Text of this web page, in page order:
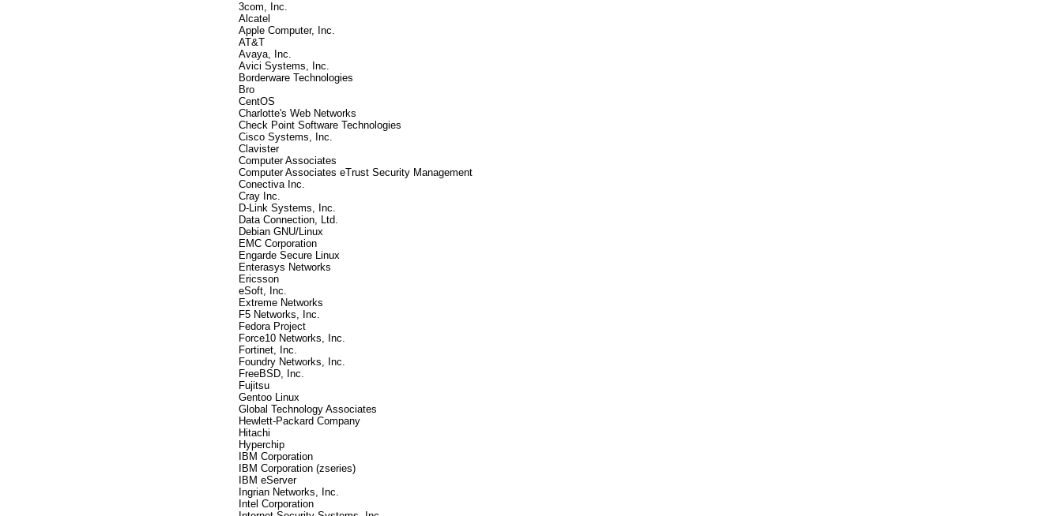
3com, Inc.
Alcatel
Apple Computer, Inc.
AT&T
Avaya, Inc.
Avici Systems, Inc.
Borderware Technologies
Bro
CentOS
Charlotte's Web Networks
Check Point Software Technologies
Cisco Systems, Inc.
Clavister
Computer Associates
Computer Associates eTrust Security Management
Conectiva Inc.
Cray Inc.
D-Link Systems, Inc.
Data Connection, Ltd.
Debian GNU/Linux
EMC Corporation
Engarde Secure Linux
Enterasys Networks
Ericsson
eSoft, Inc.
Extreme Networks
F5 Networks, Inc.
Fedora Project
Force10 Networks, Inc.
Fortinet, Inc.
Foundry Networks, Inc.
FreeBSD, Inc.
Fujitsu
Gentoo Linux
Global Technology Associates
Hewlett-Packard Company
Hitachi
Hyperchip
IBM Corporation
IBM Corporation (zseries)
IBM eServer
Ingrian Networks, Inc.
Intel Corporation